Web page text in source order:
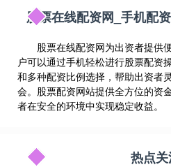
股票在线配资网_手机配
股票在线配资网为出资者提供
户可以通过手机轻松进行股票配资
和多种配资比例选择，帮助出资者
会。股票配资网站提供全方位的资
者在安全的环境中实现稳定收益。
热点